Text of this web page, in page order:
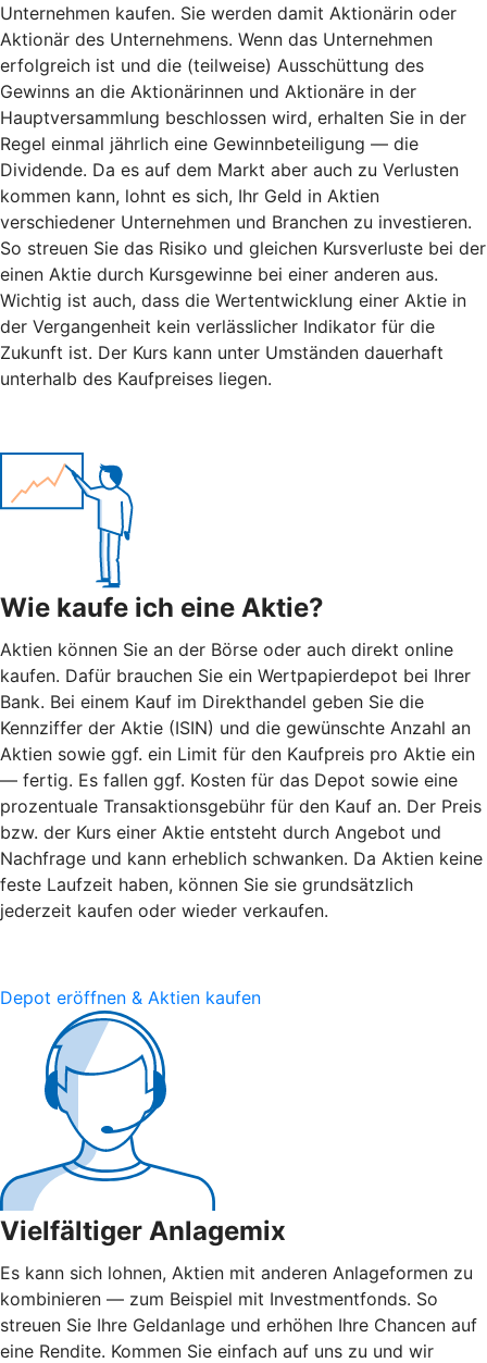
Unternehmen kaufen. Sie werden damit Aktionärin oder
Aktionär des Unternehmens. Wenn das Unternehmen
erfolgreich ist und die (teilweise) Ausschüttung des
Gewinns an die Aktionärinnen und Aktionäre in der
Hauptversammlung beschlossen wird, erhalten Sie in der
Regel einmal jährlich eine Gewinnbeteiligung — die
Dividende. Da es auf dem Markt aber auch zu Verlusten
kommen kann, lohnt es sich, Ihr Geld in Aktien
verschiedener Unternehmen und Branchen zu investieren.
So streuen Sie das Risiko und gleichen Kursverluste bei der
einen Aktie durch Kursgewinne bei einer anderen aus.
Wichtig ist auch, dass die Wertentwicklung einer Aktie in
der Vergangenheit kein verlässlicher Indikator für die
Zukunft ist. Der Kurs kann unter Umständen dauerhaft
unterhalb des Kaufpreises liegen.
Wie kaufe ich eine Aktie?
Aktien können Sie an der Börse oder auch direkt online
kaufen. Dafür brauchen Sie ein Wertpapierdepot bei Ihrer
Bank. Bei einem Kauf im Direkthandel geben Sie die
Kennziffer der Aktie (ISIN) und die gewünschte Anzahl an
Aktien sowie ggf. ein Limit für den Kaufpreis pro Aktie ein
— fertig. Es fallen ggf. Kosten für das Depot sowie eine
prozentuale Transaktionsgebühr für den Kauf an. Der Preis
bzw. der Kurs einer Aktie entsteht durch Angebot und
Nachfrage und kann erheblich schwanken. Da Aktien keine
feste Laufzeit haben, können Sie sie grundsätzlich
jederzeit kaufen oder wieder verkaufen.
Depot eröffnen & Aktien kaufen
Vielfältiger Anlagemix
Es kann sich lohnen, Aktien mit anderen Anlageformen zu
kombinieren — zum Beispiel mit Investmentfonds. So
streuen Sie Ihre Geldanlage und erhöhen Ihre Chancen auf
eine Rendite. Kommen Sie einfach auf uns zu und wir